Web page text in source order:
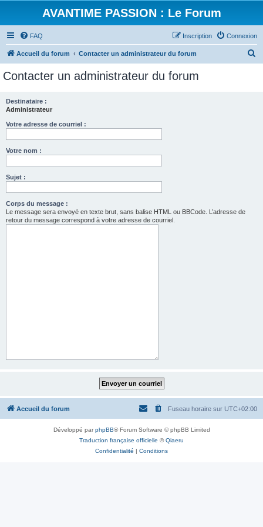
AVANTIME PASSION : Le Forum
FAQ Connexion
Inscription
Accueil du forum Contacter un administrateur du forum
Contacter un administrateur du forum
Destinataire :
Administrateur
Votre adresse de courriel :
Votre nom :
Sujet :
Corps du message :
Le message sera envoyé en texte brut, sans balise HTML ou BBCode. L’adresse de
retour du message correspond à votre adresse de courriel.
Accueil du forum Fuseau horaire sur UTC+02:00
Développé parphpBB® Forum Software © phpBB Limited
Traduction française officielle ©Qiaeru
Confidentialité | Conditions